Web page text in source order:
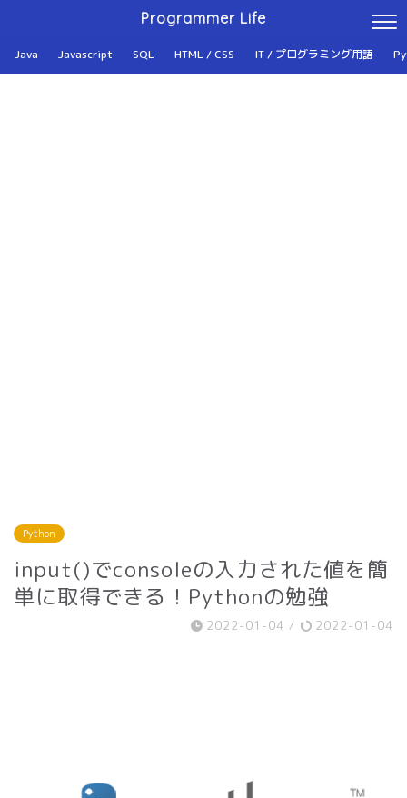
Programmer Life
Java Javascript SQL HTML / CSS IT / プログラミング用語
Python
input()でconsoleの入力された値を簡
単に取得できる！Pythonの勉強
2022-01-04 / 2022-01-04